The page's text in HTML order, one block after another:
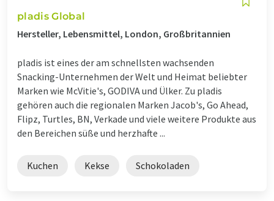
pladis Global
Hersteller, Lebensmittel, London, Großbritannien
pladis ist eines der am schnellsten wachsenden
Snacking-Unternehmen der Welt und Heimat beliebter
Marken wie McVitie's, GODIVA und Ülker. Zu pladis
gehören auch die regionalen Marken Jacob's, Go Ahead,
Flipz, Turtles, BN, Verkade und viele weitere Produkte aus
den Bereichen süße und herzhafte ...
Kuchen Kekse Schokoladen